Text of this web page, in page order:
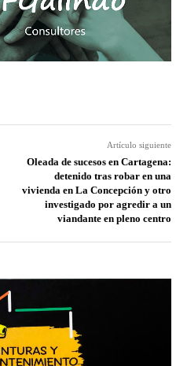
Artículo siguiente
Oleada de sucesos en Cartagena:
detenido tras robar en una
vivienda en La Concepción y otro
investigado por agredir a un
viandante en pleno centro